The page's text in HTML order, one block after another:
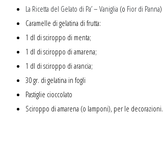
La Ricetta del Gelato di Pa’ – Vaniglia (o Fior di Panna)
Caramelle di gelatina di frutta:
1 dl di sciroppo di menta;
1 dl di sciroppo di amarena;
1 dl di sciroppo di arancia;
30 gr. di gelatina in fogli
Pastiglie cioccolato
Sciroppo di amarena (o lamponi), per le decorazioni.